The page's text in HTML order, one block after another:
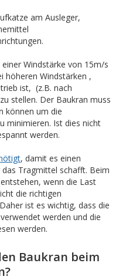
am Ausleger,
Windstärke von 15m/s
höheren Windstärken ,
ist, (z.B. nach
stellen. Der Baukran muss
können um die
minimieren. Ist dies nicht
werden.
, damit es einen
Tragmittel schafft. Beim
wenn die Last
die richtigen
ist es wichtig, dass die
werden und die
werden.
Baukran beim